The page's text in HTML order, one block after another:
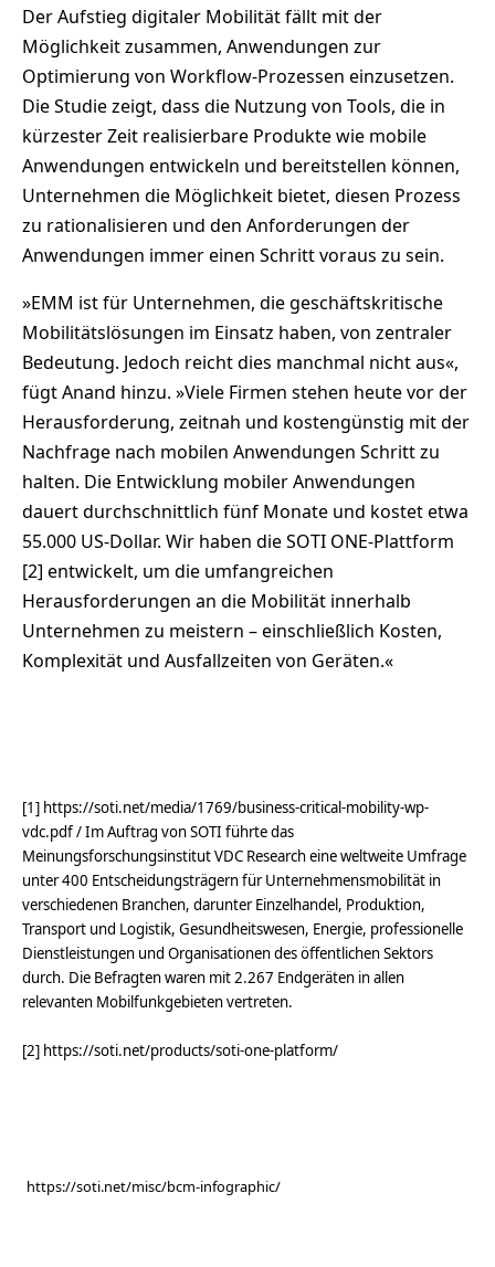
Der Aufstieg digitaler Mobilität fällt mit der
Möglichkeit zusammen, Anwendungen zur
Optimierung von Workflow-Prozessen einzusetzen.
Die Studie zeigt, dass die Nutzung von Tools, die in
kürzester Zeit realisierbare Produkte wie mobile
Anwendungen entwickeln und bereitstellen können,
Unternehmen die Möglichkeit bietet, diesen Prozess
zu rationalisieren und den Anforderungen der
Anwendungen immer einen Schritt voraus zu sein.
»EMM ist für Unternehmen, die geschäftskritische
Mobilitätslösungen im Einsatz haben, von zentraler
Bedeutung. Jedoch reicht dies manchmal nicht aus«,
fügt Anand hinzu. »Viele Firmen stehen heute vor der
Herausforderung, zeitnah und kostengünstig mit der
Nachfrage nach mobilen Anwendungen Schritt zu
halten. Die Entwicklung mobiler Anwendungen
dauert durchschnittlich fünf Monate und kostet etwa
55.000 US-Dollar. Wir haben die SOTI ONE-Plattform
[2] entwickelt, um die umfangreichen
Herausforderungen an die Mobilität innerhalb
Unternehmen zu meistern – einschließlich Kosten,
Komplexität und Ausfallzeiten von Geräten.«
[1] https://soti.net/media/1769/business-critical-mobility-wp-
vdc.pdf / Im Auftrag von SOTI führte das
Meinungsforschungsinstitut VDC Research eine weltweite Umfrage
unter 400 Entscheidungsträgern für Unternehmensmobilität in
verschiedenen Branchen, darunter Einzelhandel, Produktion,
Transport und Logistik, Gesundheitswesen, Energie, professionelle
Dienstleistungen und Organisationen des öffentlichen Sektors
durch. Die Befragten waren mit 2.267 Endgeräten in allen
relevanten Mobilfunkgebieten vertreten.
[2] https://soti.net/products/soti-one-platform/
https://soti.net/misc/bcm-infographic/